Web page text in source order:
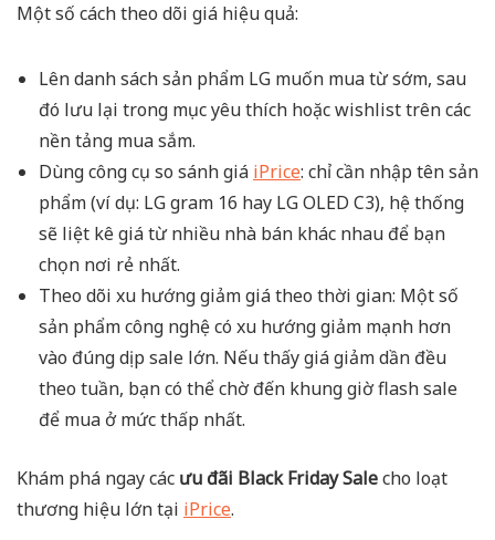
Một số cách theo dõi giá hiệu quả:
Lên danh sách sản phẩm LG muốn mua từ sớm, sau
đó lưu lại trong mục yêu thích hoặc wishlist trên các
nền tảng mua sắm.
Dùng công cụ so sánh giá iPrice: chỉ cần nhập tên sản
phẩm (ví dụ: LG gram 16 hay LG OLED C3), hệ thống
sẽ liệt kê giá từ nhiều nhà bán khác nhau để bạn
chọn nơi rẻ nhất.
Theo dõi xu hướng giảm giá theo thời gian: Một số
sản phẩm công nghệ có xu hướng giảm mạnh hơn
vào đúng dịp sale lớn. Nếu thấy giá giảm dần đều
theo tuần, bạn có thể chờ đến khung giờ flash sale
để mua ở mức thấp nhất.
Khám phá ngay các ưu đãi Black Friday Salecho loạt
thương hiệu lớn tại iPrice.